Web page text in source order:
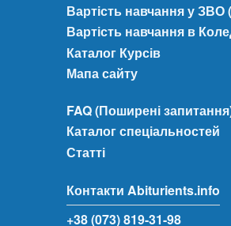
Вартість навчання у
Вартість навчання в
Каталог Курсів
Мапа сайту
FAQ (Поширені
Каталог спеціальностей
Статті
Контакти Abiturients.info
+38 (073) 819-31-98